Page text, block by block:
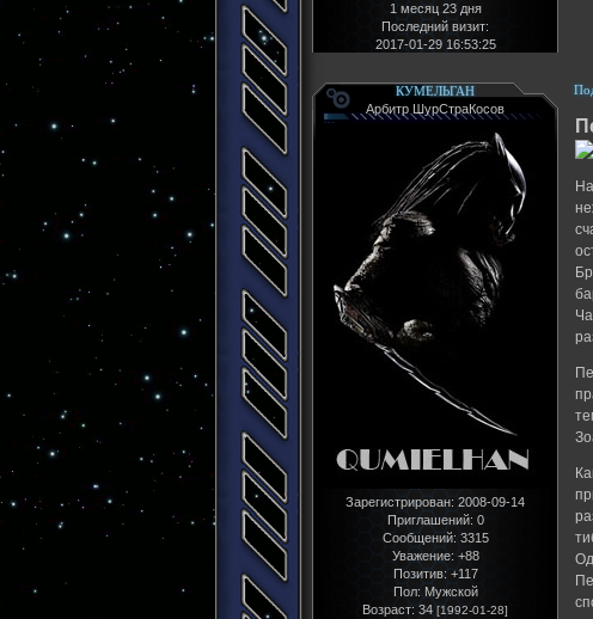
1 месяц 23 дня
Последний визит:
2017-01-29 16:53:25
КУМЕЛЬГАН
Арбитр ШурСтраКосов
Зарегистрирован: 2008-09-14
Приглашений: 0
Сообщений: 3315
Уважение: +88
Позитив: +117
Пол: Мужской
Возраст: 34 [1992-01-28]